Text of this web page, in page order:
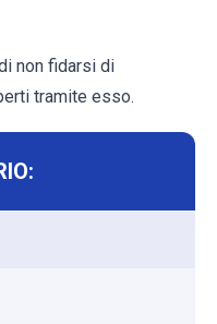
non fidarsi di
tramite esso.